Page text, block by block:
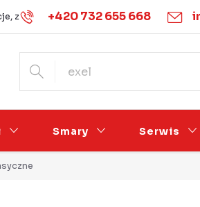
+420 732 655 668
zwroty i wymiany Warunki handlowe
Smary Serwis